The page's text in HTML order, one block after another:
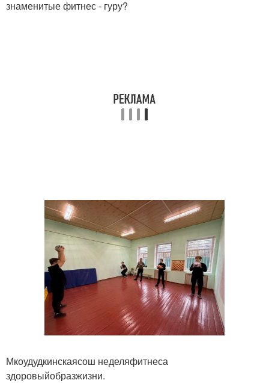
знаменитые фитнес - гуру?
Мкоудудкинскаясош неделяфитнеса
здоровыйобразжизни.